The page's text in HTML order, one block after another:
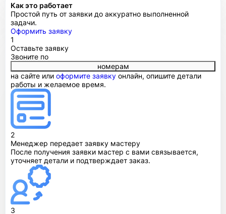
Как это работает
Простой путь от заявки до аккуратно выполненной
задачи.
Оформить заявку
1
Оставьте заявку
Звоните по
номерам
на сайте или оформите заявку онлайн, опишите детали
работы и желаемое время.
2
Менеджер передает заявку мастеру
После получения заявки мастер с вами связывается,
уточняет детали и подтверждает заказ.
3